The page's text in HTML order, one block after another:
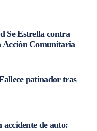
Se Estrella contra
Acción Comunitaria
patinador tras
accidente de auto: